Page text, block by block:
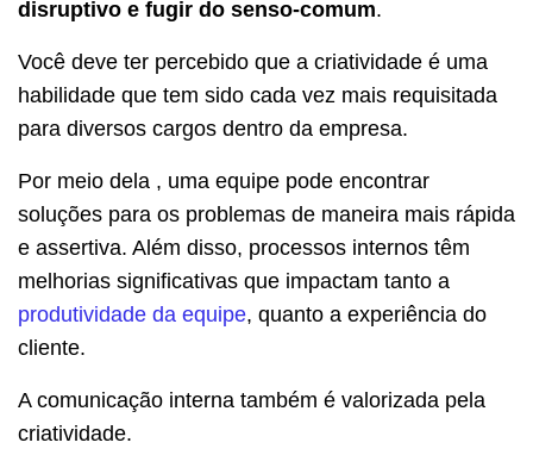
disruptivo e fugir do senso-comum.
Você deve ter percebido que a criatividade é uma
habilidade que tem sido cada vez mais requisitada
para diversos cargos dentro da empresa.
Por meio dela , uma equipe pode encontrar
soluções para os problemas de maneira mais rápida
e assertiva. Além disso, processos internos têm
melhorias significativas que impactam tanto a
produtividade da equipe, quanto a experiência do
cliente.
A comunicação interna também é valorizada pela
criatividade.